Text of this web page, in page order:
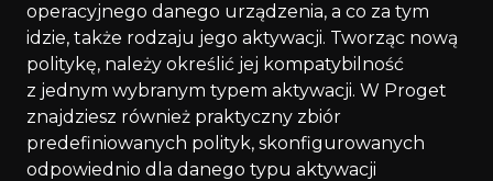
operacyjnego danego urządzenia, a co za tym
idzie, także rodzaju jego aktywacji. Tworząc nową
politykę, należy określić jej kompatybilność
z jednym wybranym typem aktywacji. W Proget
znajdziesz również praktyczny zbiór
predefiniowanych polityk, skonfigurowanych
odpowiednio dla danego typu aktywacji